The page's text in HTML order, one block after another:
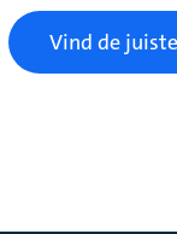
Vind de